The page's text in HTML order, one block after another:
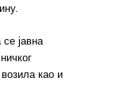
јавна
као и